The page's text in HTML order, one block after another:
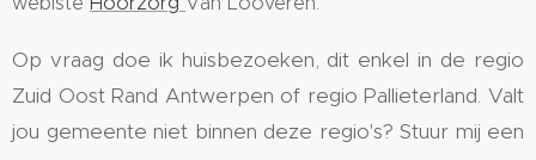
Op vraag doe ik huisbezoeken, dit enkel in de regio
Zuid Oost Rand Antwerpen of regio Pallieterland. Valt
jou gemeente niet binnen deze regio's? Stuur mij een